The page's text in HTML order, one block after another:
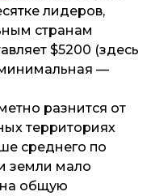
лидеров,
странам
$5200 (здесь
—
разнится от
территориях
среднего по
земли мало
на общую